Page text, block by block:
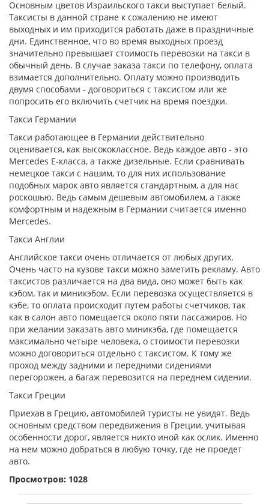
Основным цветов Израильского такси выступает белый.
Таксисты в данной стране к сожалению не имеют
выходных и им приходится работать даже в праздничные
дни. Единственное, что во время выходных проезд
значительно превышает стоимость перевозки на такси в
обычный день. В случае заказа такси по телефону, оплата
взимается дополнительно. Оплату можно производить
двумя способами - договориться с таксистом или же
попросить его включить счетчик на время поездки.
Такси Германии
Такси работающее в Германии действительно
оценивается, как высококлассное. Ведь каждое авто - это
Mercedes Е-класса, а также дизельные. Если сравнивать
немецкое такси с нашим, то для них использование
подобных марок авто является стандартным, а для нас
роскошью. Ведь самым дешевым автомобилем, а также
комфортным и надежным в Германии считается именно
Mercedes.
Такси Англии
Английское такси очень отличается от любых других.
Очень часто на кузове такси можно заметить рекламу. Авто
таксистов различается на два вида, оно может быть как
кэбом, так и миникэбом. Если перевозка осуществляется в
кэбе, то оплата происходит путем работы счетчиков, так
как в салон авто помещается около пяти пассажиров. Но
при желании заказать авто миникэба, где помещается
максимально четыре человека, о стоимости перевозки
можно договориться отдельно с таксистом. К тому же
проход между задними и передними сидениями
перегорожен, а багаж перевозится на переднем сидении.
Такси Греции
Приехав в Грецию, автомобилей туристы не увидят. Ведь
основным средством передвижения в Греции, учитывая
особенности дорог, является никто иной как ослик. Именно
на нем можно добраться в любую точку, где не проедет
авто.
Просмотров: 1028